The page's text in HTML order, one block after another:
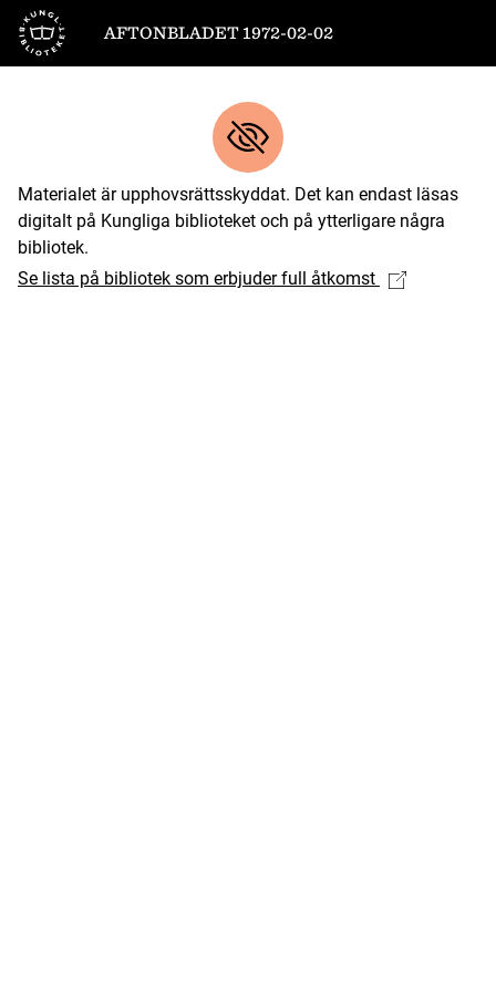
Till startsidan
AFTONBLADET 1972-02-02
Materialet är upphovsrättsskyddat. Det kan endast läsas
digitalt på Kungliga biblioteket och på ytterligare några
bibliotek.
Se lista på bibliotek som erbjuder full åtkomst